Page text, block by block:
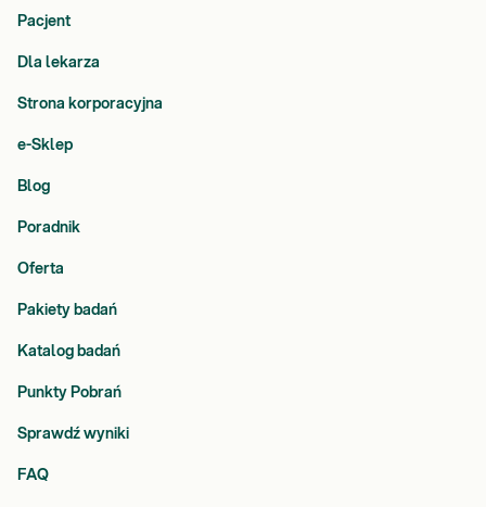
Pacjent
Dla lekarza
Strona korporacyjna
e-Sklep
Blog
Poradnik
Oferta
Pakiety badań
Katalog badań
Punkty Pobrań
Sprawdź wyniki
FAQ